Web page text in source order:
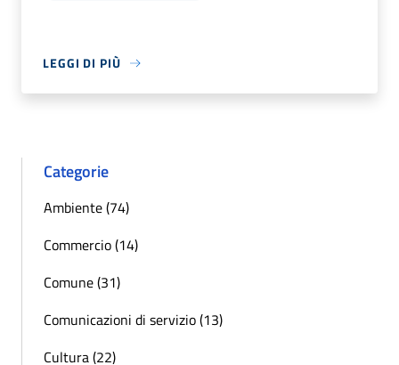
LEGGI DI PIÙ
Categorie
Ambiente (74)
Commercio (14)
Comune (31)
Comunicazioni di servizio (13)
Cultura (22)